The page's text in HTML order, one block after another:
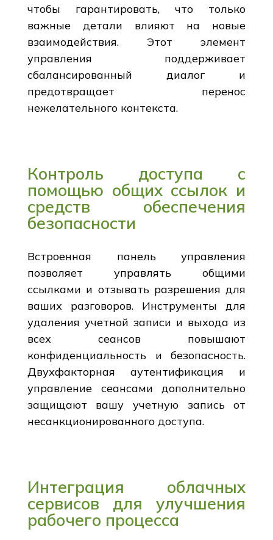
чтобы гарантировать, что только
важные детали влияют на новые
взаимодействия. Этот элемент
управления поддерживает
сбалансированный диалог и
предотвращает перенос
нежелательного контекста.
Контроль доступа с
помощью общих ссылок и
средств обеспечения
безопасности
Встроенная панель управления
позволяет управлять общими
ссылками и отзывать разрешения для
ваших разговоров. Инструменты для
удаления учетной записи и выхода из
всех сеансов повышают
конфиденциальность и безопасность.
Двухфакторная аутентификация и
управление сеансами дополнительно
защищают вашу учетную запись от
несанкционированного доступа.
Интеграция облачных
сервисов для улучшения
рабочего процесса